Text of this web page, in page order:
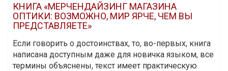
КНИГА «МЕРЧЕНДАЙЗИНГ МАГАЗИНА
ОПТИКИ: ВОЗМОЖНО, МИР ЯРЧЕ, ЧЕМ ВЫ
ПРЕДСТАВЛЯЕТЕ»
Если говорить о достоинствах, то, во-первых, книга
написана доступным даже для новичка языком, все
термины объяснены, текст имеет практическую